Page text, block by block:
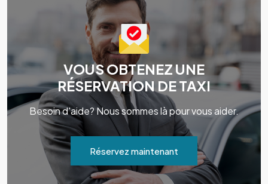
VOUS OBTENEZ UNE
RÉSERVATION DE TAXI
Besoin d'aide? Nous sommes là pour vous aider.
Réservez maintenant